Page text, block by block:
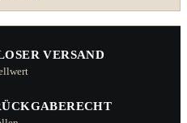
VERSAND